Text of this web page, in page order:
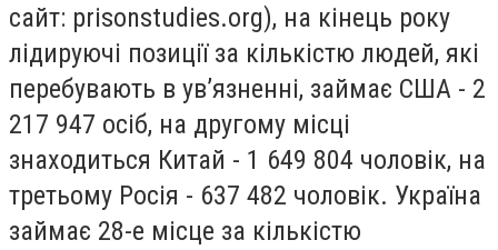
сайт: prisonstudies.org), на кінець року
лідируючі позиції за кількістю людей, які
перебувають в ув’язненні, займає США - 2
217 947 осіб, на другому місці
знаходиться Китай - 1 649 804 чоловік, на
третьому Росія - 637 482 чоловік. Україна
займає 28-е місце за кількістю